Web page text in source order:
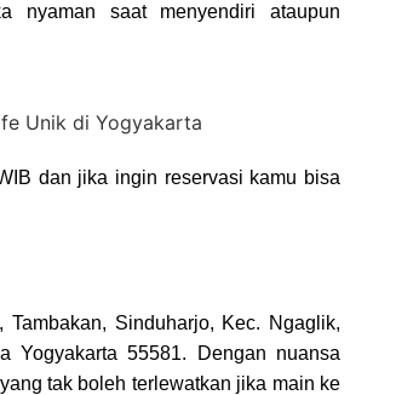
nyaman saat menyendiri ataupun
dan jika ingin reservasi kamu bisa
Sinduharjo, Kec. Ngaglik,
Yogyakarta 55581. Dengan nuansa
tak boleh terlewatkan jika main ke